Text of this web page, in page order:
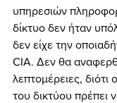
υπηρεσιών
δίκτυο δεν ήταν
δεν είχε την
CIA. Δεν θα
λεπτομέρειες, διότι
του δικτύου πρέπει